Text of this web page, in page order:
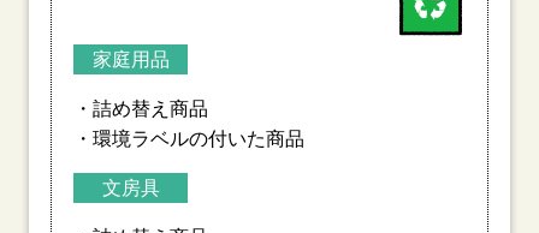
家庭用品
・詰め替え商品
・環境ラベルの付いた商品
文房具